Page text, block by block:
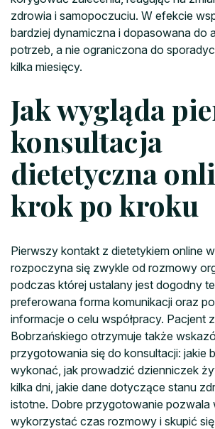
zdrowia i samopoczuciu. W efekcie
bardziej dynamiczna i dopasowana do
potrzeb, a nie ograniczona do
kilka miesięcy.
Jak wygląda
konsultacja
dietetyczna
krok po kroku
Pierwszy kontakt z dietetykiem online
rozpoczyna się zwykle od rozmowy
podczas której ustalany jest dogodny
preferowana forma komunikacji oraz
informacje o celu współpracy. Pacjent
Bobrzańskiego otrzymuje także
przygotowania się do konsultacji: jakie
wykonać, jak prowadzić dzienniczek
kilka dni, jakie dane dotyczące stanu
istotne. Dobre przygotowanie pozwala
wykorzystać czas rozmowy i skupić